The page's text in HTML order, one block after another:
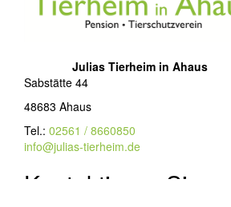
Julias Tierheim in Ahaus
Sabstätte 44
48683 Ahaus
Tel.: 02561 / 8660850
info@julias-tierheim.de
Kontaktieren Sie uns